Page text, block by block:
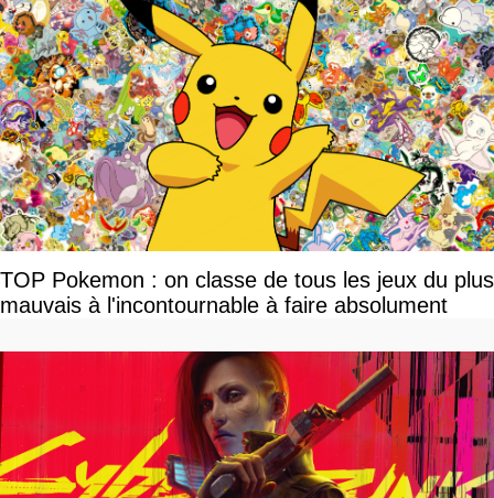
TOP Pokemon : on classe de tous les jeux du plus
mauvais à l'incontournable à faire absolument